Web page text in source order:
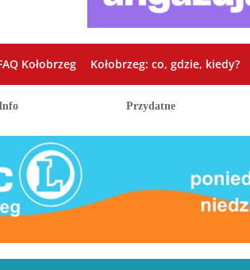
Kołobrzeg Kołobrzeg: co, gdzie, kiedy?
Przydatne